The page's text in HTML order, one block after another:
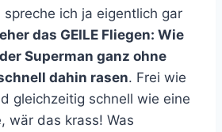
ich ja eigentlich gar
das GEILE Fliegen: Wie
Superman ganz ohne
dahin rasen. Frei wie
gleichzeitig schnell wie eine
wär das krass! Was